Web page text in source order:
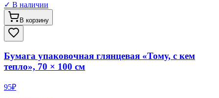
✓ В наличии
В корзину
Бумага упаковочная глянцевая «Тому, с кем
тепло», 70 × 100 см
95₽